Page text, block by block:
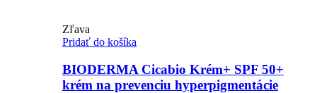
Zľava
Pridať do košíka
BIODERMA Cicabio Krém+ SPF 50+
krém na prevenciu hyperpigmentácie